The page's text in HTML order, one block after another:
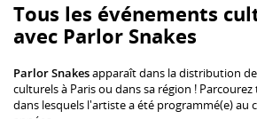
Tous les événements
avec Parlor Snakes
Parlor Snakesapparaît dans la distribution
culturels à Paris ou dans sa région !
dans lesquels l'artiste a été programmé(e) au